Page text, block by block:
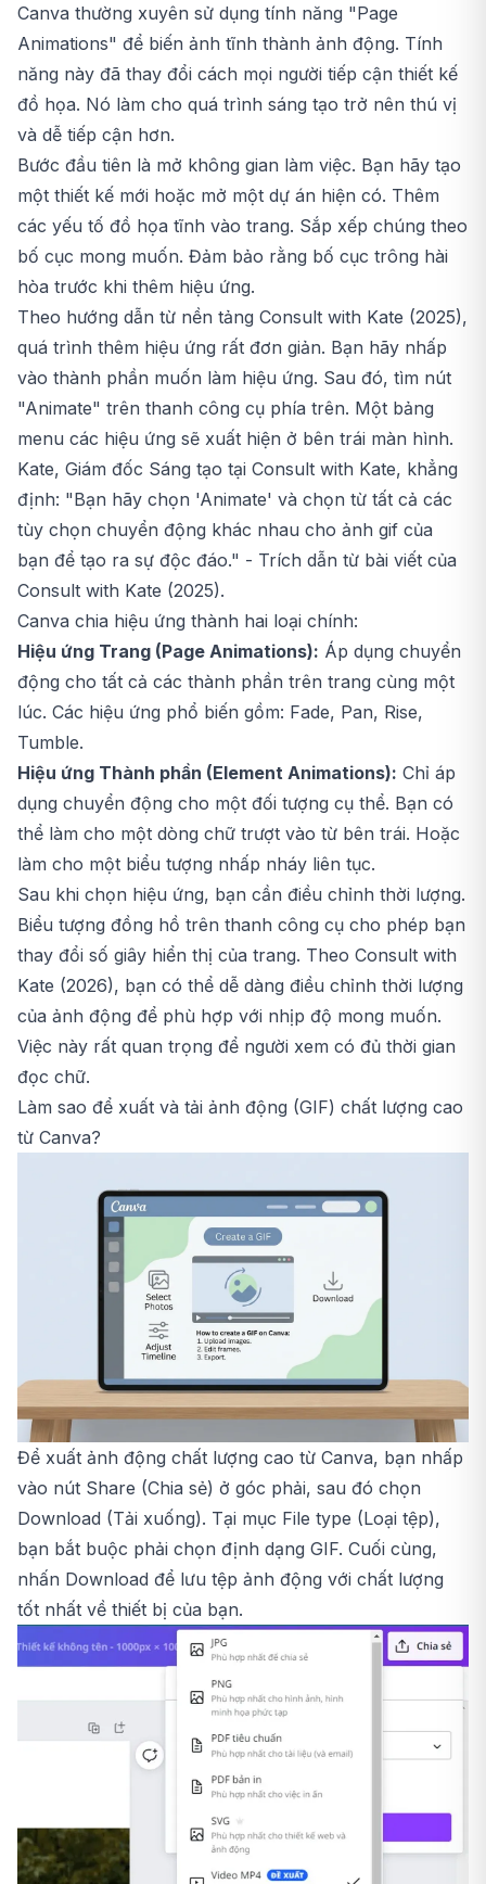
Canva thường xuyên sử dụng tính năng "Page
Animations" để biến ảnh tĩnh thành ảnh động. Tính
năng này đã thay đổi cách mọi người tiếp cận thiết kế
đồ họa. Nó làm cho quá trình sáng tạo trở nên thú vị
và dễ tiếp cận hơn.
Bước đầu tiên là mở không gian làm việc. Bạn hãy tạo
một thiết kế mới hoặc mở một dự án hiện có. Thêm
các yếu tố đồ họa tĩnh vào trang. Sắp xếp chúng theo
bố cục mong muốn. Đảm bảo rằng bố cục trông hài
hòa trước khi thêm hiệu ứng.
Theo hướng dẫn từ nền tảng Consult with Kate (2025),
quá trình thêm hiệu ứng rất đơn giản. Bạn hãy nhấp
vào thành phần muốn làm hiệu ứng. Sau đó, tìm nút
"Animate" trên thanh công cụ phía trên. Một bảng
menu các hiệu ứng sẽ xuất hiện ở bên trái màn hình.
Kate, Giám đốc Sáng tạo tại Consult with Kate, khẳng
định: "Bạn hãy chọn 'Animate' và chọn từ tất cả các
tùy chọn chuyển động khác nhau cho ảnh gif của
bạn để tạo ra sự độc đáo." - Trích dẫn từ bài viết của
Consult with Kate (2025).
Canva chia hiệu ứng thành hai loại chính:
Hiệu ứng Trang (Page Animations): Áp dụng chuyển
động cho tất cả các thành phần trên trang cùng một
lúc. Các hiệu ứng phổ biến gồm: Fade, Pan, Rise,
Tumble.
Hiệu ứng Thành phần (Element Animations): Chỉ áp
dụng chuyển động cho một đối tượng cụ thể. Bạn có
thể làm cho một dòng chữ trượt vào từ bên trái. Hoặc
làm cho một biểu tượng nhấp nháy liên tục.
Sau khi chọn hiệu ứng, bạn cần điều chỉnh thời lượng.
Biểu tượng đồng hồ trên thanh công cụ cho phép bạn
thay đổi số giây hiển thị của trang. Theo Consult with
Kate (2026), bạn có thể dễ dàng điều chỉnh thời lượng
của ảnh động để phù hợp với nhịp độ mong muốn.
Việc này rất quan trọng để người xem có đủ thời gian
đọc chữ.
Làm sao để xuất và tải ảnh động (GIF) chất lượng cao
từ Canva?
Để xuất ảnh động chất lượng cao từ Canva, bạn nhấp
vào nút Share (Chia sẻ) ở góc phải, sau đó chọn
Download (Tải xuống). Tại mục File type (Loại tệp),
bạn bắt buộc phải chọn định dạng GIF. Cuối cùng,
nhấn Download để lưu tệp ảnh động với chất lượng
tốt nhất về thiết bị của bạn.